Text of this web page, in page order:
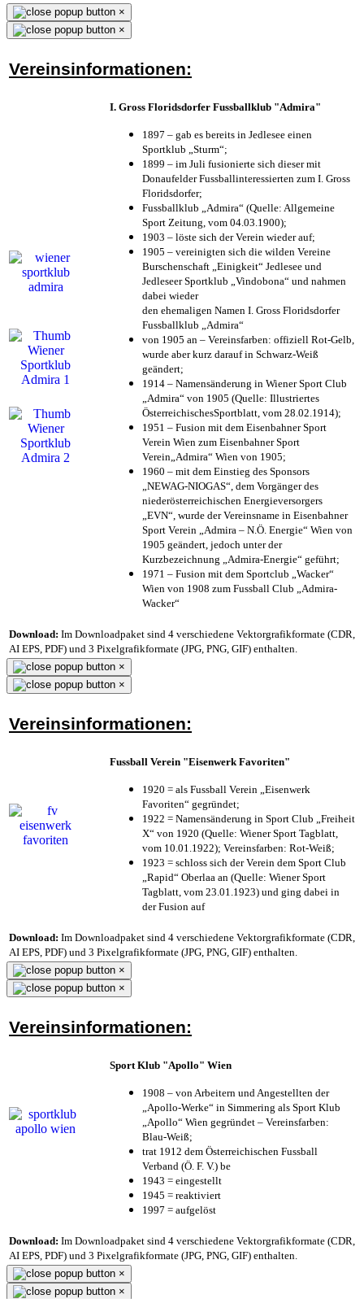
×
×
Vereinsinformationen:
I. Gross Floridsdorfer Fussballklub "Admira"
1897 – gab es bereits in Jedlesee einen
Sportklub „Sturm“;
1899 – im Juli fusionierte sich dieser mit
Donaufelder Fussballinteressierten zum I. Gross
Floridsdorfer;
Fussballklub „Admira“ (Quelle: Allgemeine
Sport Zeitung, vom 04.03.1900);
1903 – löste sich der Verein wieder auf;
1905 – vereinigten sich die wilden Vereine
Burschenschaft „Einigkeit“ Jedlesee und
Jedleseer Sportklub „Vindobona“ und nahmen
dabei wieder
den ehemaligen Namen I. Gross Floridsdorfer
Fussballklub „Admira“
von 1905 an – Vereinsfarben: offiziell Rot-Gelb,
wurde aber kurz darauf in Schwarz-Weiß
geändert;
1914 – Namensänderung in Wiener Sport Club
„Admira“ von 1905 (Quelle: Illustriertes
ÖsterreichischesSportblatt, vom 28.02.1914);
1951 – Fusion mit dem Eisenbahner Sport
Verein Wien zum Eisenbahner Sport
Verein„Admira“ Wien von 1905;
1960 – mit dem Einstieg des Sponsors
„NEWAG-NIOGAS“, dem Vorgänger des
niederösterreichischen Energieversorgers
„EVN“, wurde der Vereinsname in Eisenbahner
Sport Verein „Admira – N.Ö. Energie“ Wien von
1905 geändert, jedoch unter der
Kurzbezeichnung „Admira-Energie“ geführt;
1971 – Fusion mit dem Sportclub „Wacker“
Wien von 1908 zum Fussball Club „Admira-
Wacker“
Download: Im Downloadpaket sind 4 verschiedene Vektorgrafikformate (CDR,
AI EPS, PDF) und 3 Pixelgrafikformate (JPG, PNG, GIF) enthalten.
×
×
Vereinsinformationen:
Fussball Verein "Eisenwerk Favoriten"
1920 = als Fussball Verein „Eisenwerk
Favoriten“ gegründet;
1922 = Namensänderung in Sport Club „Freiheit
X“ von 1920 (Quelle: Wiener Sport Tagblatt,
vom 10.01.1922); Vereinsfarben: Rot-Weiß;
1923 = schloss sich der Verein dem Sport Club
„Rapid“ Oberlaa an (Quelle: Wiener Sport
Tagblatt, vom 23.01.1923) und ging dabei in
der Fusion auf
Download: Im Downloadpaket sind 4 verschiedene Vektorgrafikformate (CDR,
AI EPS, PDF) und 3 Pixelgrafikformate (JPG, PNG, GIF) enthalten.
×
×
Vereinsinformationen:
Sport Klub "Apollo" Wien
1908 – von Arbeitern und Angestellten der
„Apollo-Werke“ in Simmering als Sport Klub
„Apollo“ Wien gegründet – Vereinsfarben:
Blau-Weiß;
trat 1912 dem Österreichischen Fussball
Verband (Ö. F. V.) be
1943 = eingestellt
1945 = reaktiviert
1997 = aufgelöst
Download: Im Downloadpaket sind 4 verschiedene Vektorgrafikformate (CDR,
AI EPS, PDF) und 3 Pixelgrafikformate (JPG, PNG, GIF) enthalten.
×
×